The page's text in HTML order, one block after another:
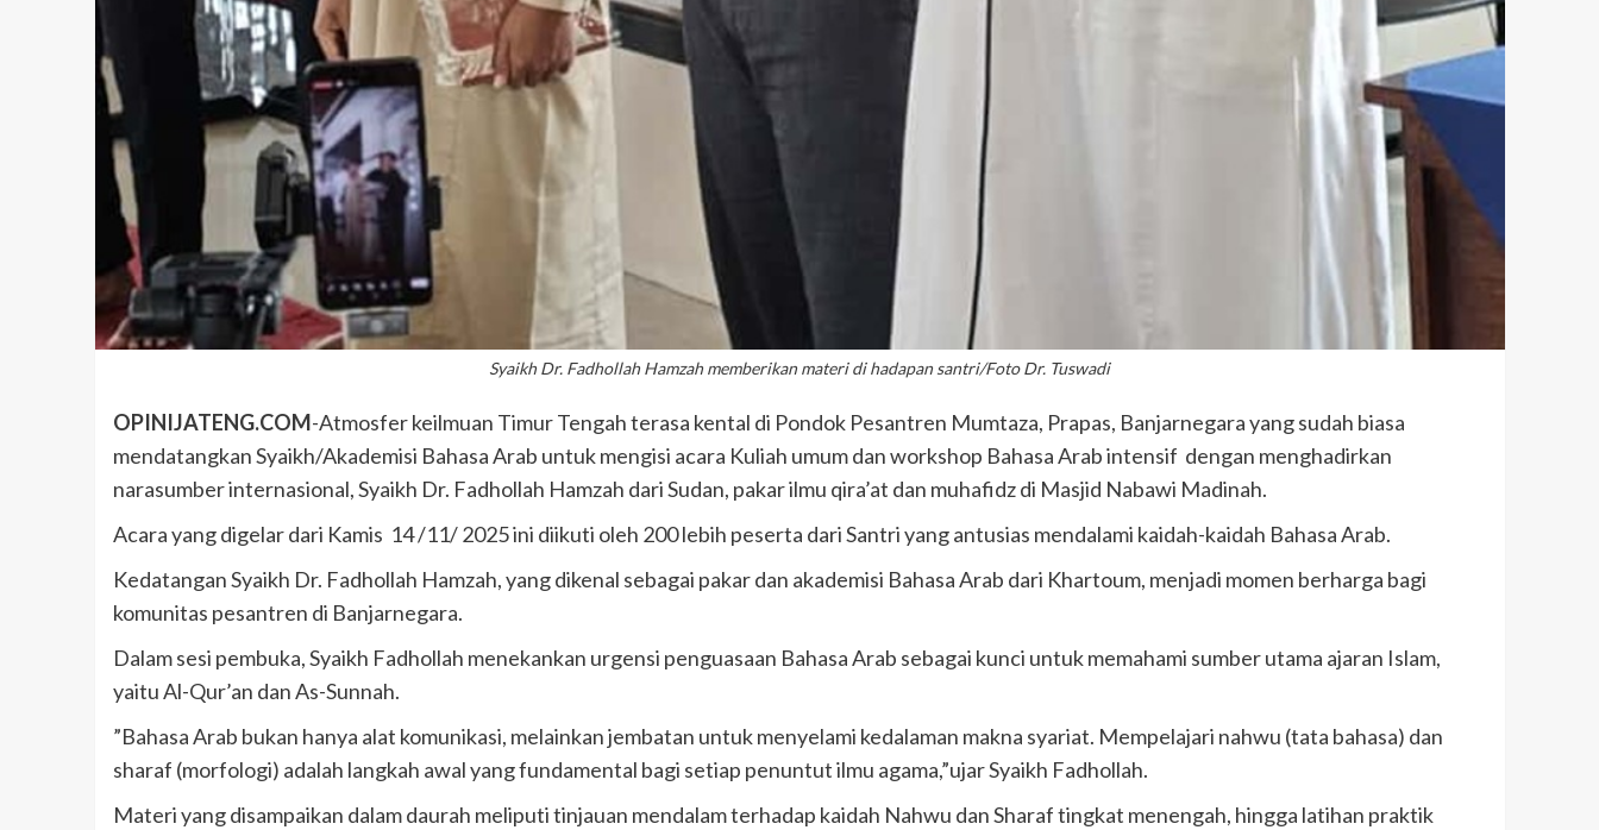
Syaikh Dr. Fadhollah Hamzah memberikan materi di hadapan santri/Foto Dr. Tuswadi
OPINIJATENG.COM-Atmosfer keilmuan Timur Tengah terasa kental di Pondok Pesantren Mumtaza, Prapas, Banjarnegara yang sudah biasa
mendatangkan Syaikh/Akademisi Bahasa Arab untuk mengisi acara Kuliah umum dan workshop Bahasa Arab intensif dengan menghadirkan
narasumber internasional, Syaikh Dr. Fadhollah Hamzah dari Sudan, pakar ilmu qira’at dan muhafidz di Masjid Nabawi Madinah.
Acara yang digelar dari Kamis 14 /11/ 2025 ini diikuti oleh 200 lebih peserta dari Santri yang antusias mendalami kaidah-kaidah Bahasa Arab.
Kedatangan Syaikh Dr. Fadhollah Hamzah, yang dikenal sebagai pakar dan akademisi Bahasa Arab dari Khartoum, menjadi momen berharga bagi
komunitas pesantren di Banjarnegara.
​Dalam sesi pembuka, Syaikh Fadhollah menekankan urgensi penguasaan Bahasa Arab sebagai kunci untuk memahami sumber utama ajaran Islam,
yaitu Al-Qur’an dan As-Sunnah.
​”Bahasa Arab bukan hanya alat komunikasi, melainkan jembatan untuk menyelami kedalaman makna syariat. Mempelajari nahwu (tata bahasa) dan
sharaf (morfologi) adalah langkah awal yang fundamental bagi setiap penuntut ilmu agama,”ujar Syaikh Fadhollah.
​Materi yang disampaikan dalam daurah meliputi tinjauan mendalam terhadap kaidah Nahwu dan Sharaf tingkat menengah, hingga latihan praktik